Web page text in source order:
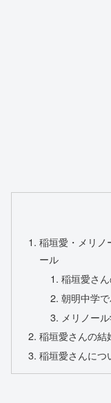
稲垣愛・メリノ
ール
稲垣愛さ
朝明中学
メリノー
稲垣愛さんの結
稲垣愛さんにつ